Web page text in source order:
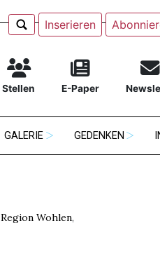
Inserieren
Stellen E-Paper
GALERIE GEDENKEN
Region Wohlen,